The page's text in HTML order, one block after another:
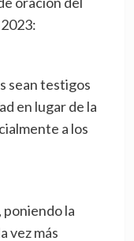
sean testigos
en lugar de la
a los
poniendo la
vez más